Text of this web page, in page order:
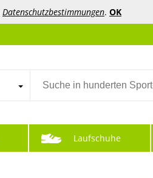
Datenschutzbestimmungen. OK
Laufschuhe